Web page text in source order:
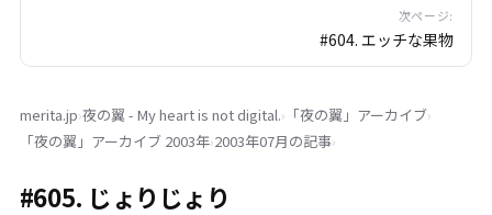
次ページ:
#604. エッチな果物
merita.jp›夜の翼 - My heart is not digital.› 「夜の翼」 アーカイブ›
「夜の翼」 アーカイブ 2003年›2003年07月の記事›
#605. じょりじょり